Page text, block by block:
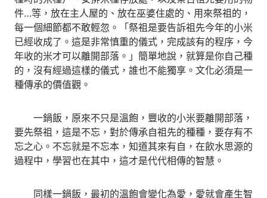
件…等，放在主人屋的、放在巫婆住處的、用來祭祖的，
每一個細節都不敢輕忽。「祭祖是要告訴祖先今年的小米
已經收成了。這是非常慎重的儀式，完成該有的程序，今
年收的米才可以離開部落。」簡單地說，就算是你自己種
的，沒有經過這樣的儀式，誰也不能獨享。文化必須是一
種傳承的價值觀。
一鍋飯，原來不只是溫飽，豐收的小米要離開部落，
要先祭祖，這是不忘，對於傳承自祖先的種種，要存有不
忘之心。不忘就是不忘本，知道其來有自，在飲水思源的
過程中，學習也在其中，這才是代代相傳的智慧。
同樣一鍋飯，最初的溫飽會變化為愛，愛就會產生智